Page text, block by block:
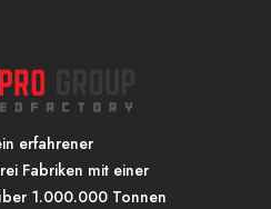
erfahrener
Fabriken mit einer
1.000.000 Tonnen